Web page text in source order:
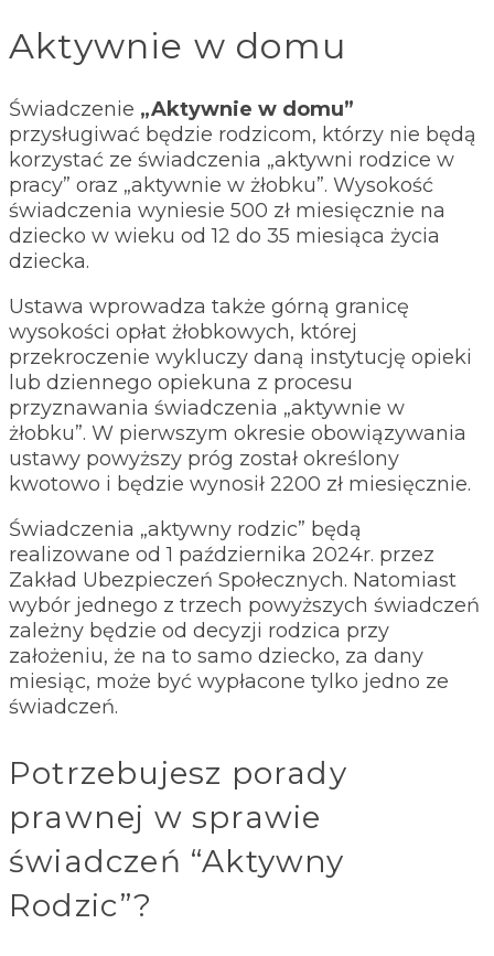
Aktywnie w domu
Świadczenie „Aktywnie w domu”
przysługiwać będzie rodzicom, którzy nie będą
korzystać ze świadczenia „aktywni rodzice w
pracy” oraz „aktywnie w żłobku”. Wysokość
świadczenia wyniesie 500 zł miesięcznie na
dziecko w wieku od 12 do 35 miesiąca życia
dziecka.
Ustawa wprowadza także górną granicę
wysokości opłat żłobkowych, której
przekroczenie wykluczy daną instytucję opieki
lub dziennego opiekuna z procesu
przyznawania świadczenia „aktywnie w
żłobku”. W pierwszym okresie obowiązywania
ustawy powyższy próg został określony
kwotowo i będzie wynosił 2200 zł miesięcznie.
Świadczenia „aktywny rodzic” będą
realizowane od 1 października 2024r. przez
Zakład Ubezpieczeń Społecznych. Natomiast
wybór jednego z trzech powyższych świadczeń
zależny będzie od decyzji rodzica przy
założeniu, że na to samo dziecko, za dany
miesiąc, może być wypłacone tylko jedno ze
świadczeń.
Potrzebujesz porady
prawnej w sprawie
świadczeń “Aktywny
Rodzic”?